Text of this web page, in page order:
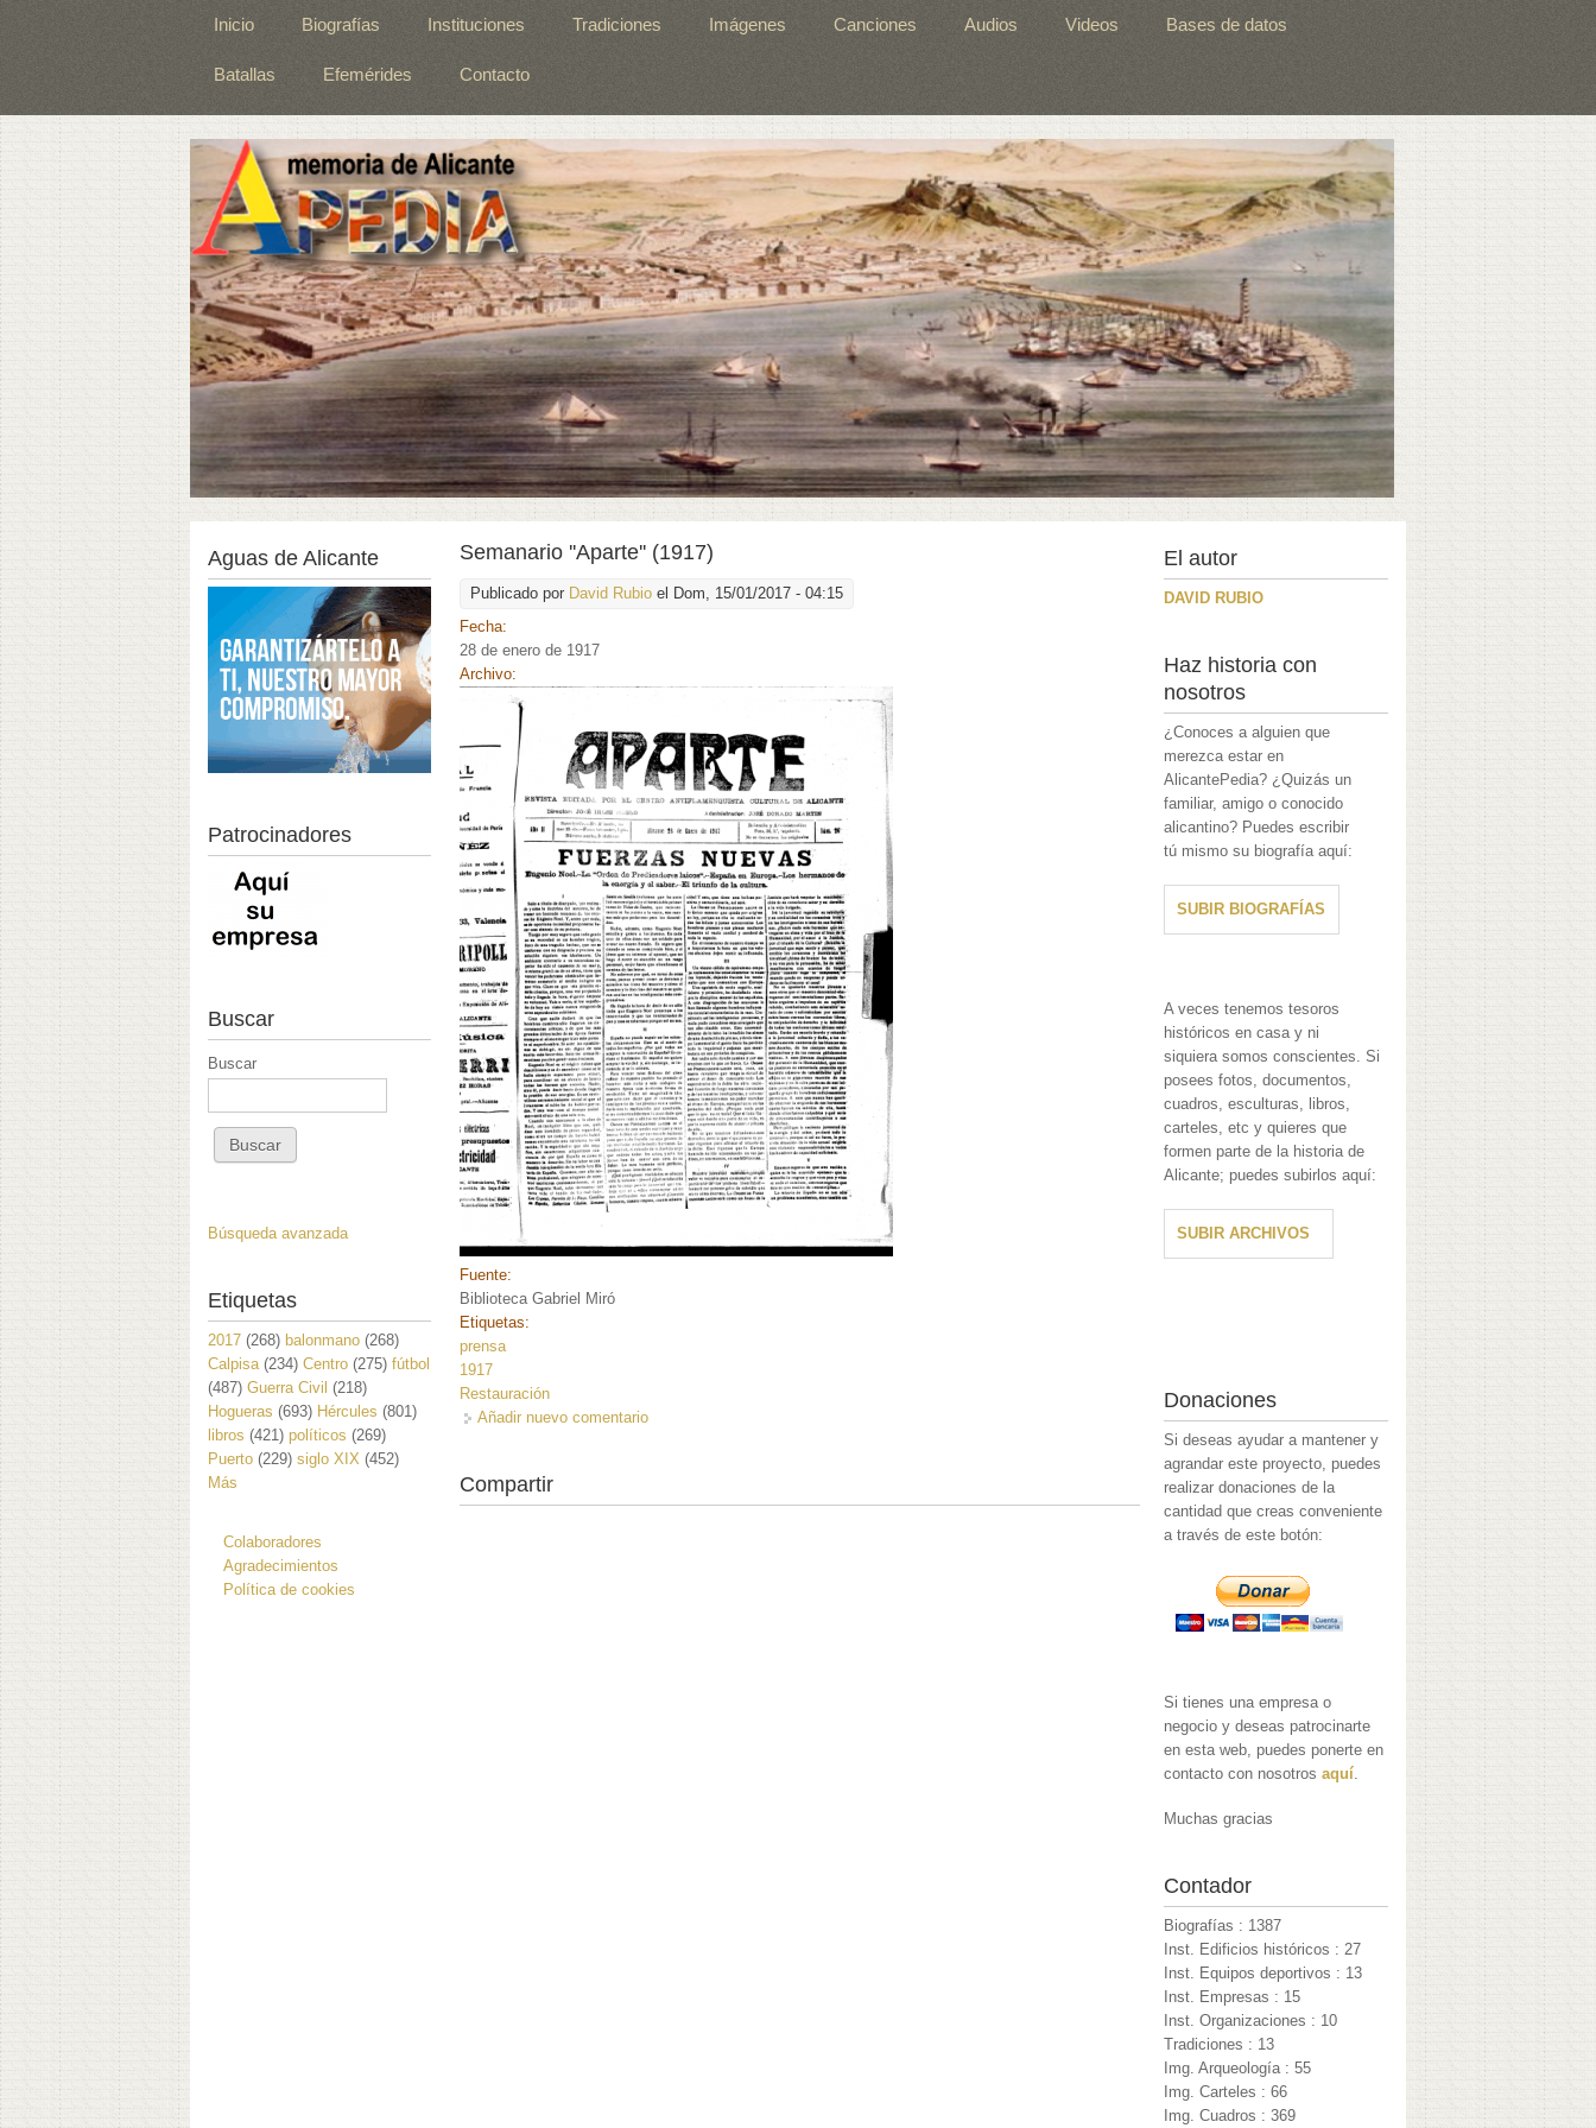
Inicio Biografías Instituciones Tradiciones Imágenes Canciones Audios Videos Bases de datos
Batallas Efemérides Contacto
Semanario ''Aparte'' (1917)
Publicado por David Rubio el Dom, 15/01/2017 - 04:15
Fecha:
28 de enero de 1917
Archivo:
Fuente:
Biblioteca Gabriel Miró
Etiquetas:
prensa
1917
Restauración
Añadir nuevo comentario
Compartir
Aguas de Alicante
Patrocinadores
Buscar
Buscar
Búsqueda avanzada
Etiquetas
2017 (268) balonmano (268)
Calpisa (234) Centro (275) fútbol
(487) Guerra Civil (218)
Hogueras (693) Hércules (801)
libros (421) políticos (269)
Puerto (229) siglo XIX (452)
Más
Colaboradores
Agradecimientos
Política de cookies
El autor
DAVID RUBIO
Haz historia con
nosotros
¿Conoces a alguien que
merezca estar en
AlicantePedia? ¿Quizás un
familiar, amigo o conocido
alicantino? Puedes escribir
tú mismo su biografía aquí:
SUBIR BIOGRAFÍAS
A veces tenemos tesoros
históricos en casa y ni
siquiera somos conscientes. Si
posees fotos, documentos,
cuadros, esculturas, libros,
carteles, etc y quieres que
formen parte de la historia de
Alicante; puedes subirlos aquí:
SUBIR ARCHIVOS
Donaciones
Si deseas ayudar a mantener y
agrandar este proyecto, puedes
realizar donaciones de la
cantidad que creas conveniente
a través de este botón:
Si tienes una empresa o
negocio y deseas patrocinarte
en esta web, puedes ponerte en
contacto con nosotrosaquí.
Muchas gracias
Contador
Biografías : 1387
Inst. Edificios históricos : 27
Inst. Equipos deportivos : 13
Inst. Empresas : 15
Inst. Organizaciones : 10
Tradiciones : 13
Img. Arqueología : 55
Img. Carteles : 66
Img. Cuadros : 369